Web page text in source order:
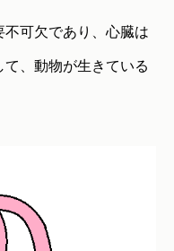
可欠であり、心臓は
、動物が生きている